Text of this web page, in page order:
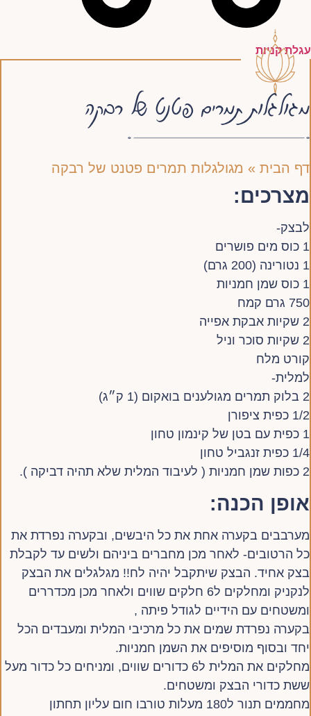
עגלת קניות
מגולגלות תמרים פטנט של רבקה
דף הבית » מגולגלות תמרים פטנט של רבקה
מצרכים:
לבצק-
1 כוס מים פושרים
1 נטורינה (200 גרם)
1 כוס שמן חמניות
750 גרם קמח
2 שקיות אבקת אפייה
2 שקיות סוכר וניל
קורט מלח
למלית-
2 בלוק תמרים מגולענים בואקום (1 ק״ג)
1/2 כפית ציפורן
1 כפית עם בטן של קינמון טחון
1/4 כפית זנגביל טחון
2 כפות שמן חמניות ( לעיבוד המלית שלא תהיה דביקה ).
אופן הכנה:
מערבבים בקערה אחת את כל היבשים, ובקערה נפרדת את
כל הרטובים- לאחר מכן מחברים ביניהם ולשים עד לקבלת
בצק אחיד. הבצק שיתקבל יהיה לח!! מגלגלים את הבצק
לנקניק ומחלקים ל6 חלקים שווים ולאחר מכן מכדררים
ומשטחים עם הידיים לגודל פיתה ,
בקערה נפרדת שמים את כל מרכיבי המלית ומעבדים הכל
יחד ובסוף מוסיפים את השמן חמניות.
מחלקים את המלית ל6 כדורים שווים, ומניחים כל כדור מעל
ששת כדורי הבצק ומשטחים.
מחממים תנור ל180 מעלות טורבו חום עליון תחתון